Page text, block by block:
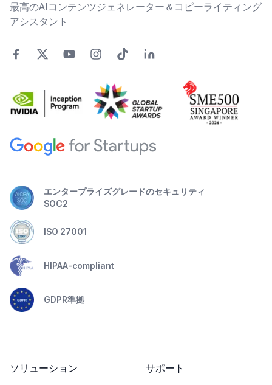
最高のAIコンテンツジェネレーター＆コピーライティング
アシスタント
エンタープライズグレードのセキュリティ
SOC2
ISO 27001
HIPAA-compliant
GDPR準拠
ソリューション
サポート